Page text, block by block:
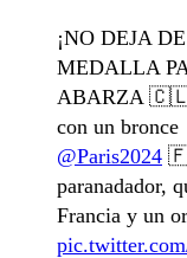
¡NO DEJA
MEDALLA
ABARZA 🇨🇱!
con un bronce
@Paris2024
paranadador,
Francia y un